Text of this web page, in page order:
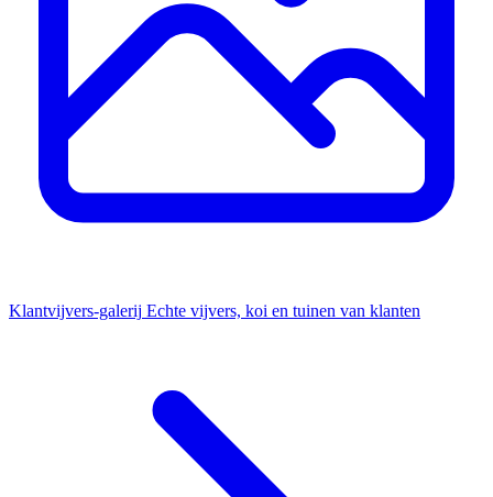
Klantvijvers-galerij Echte vijvers, koi en tuinen van klanten